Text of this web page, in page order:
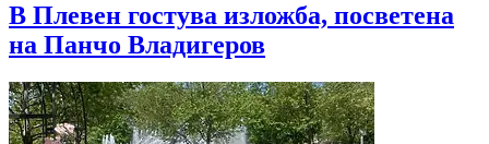
В Плевен гостува изложба, посветена
на Панчо Владигеров